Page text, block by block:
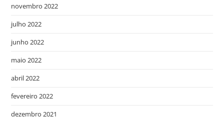
novembro 2022
julho 2022
junho 2022
maio 2022
abril 2022
fevereiro 2022
dezembro 2021